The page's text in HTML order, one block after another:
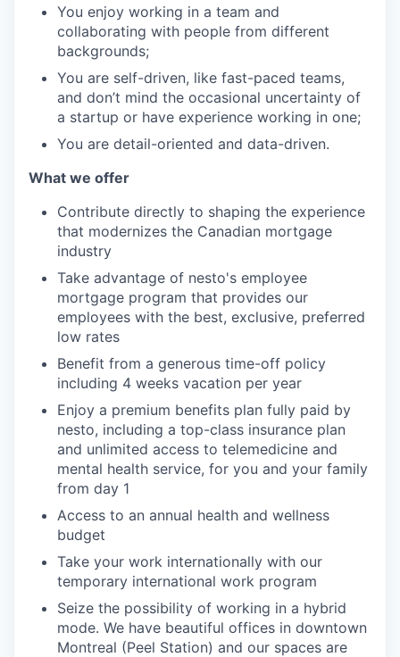
You enjoy working in a team and
collaborating with people from different
backgrounds;
You are self-driven, like fast-paced teams,
and don’t mind the occasional uncertainty of
a startup or have experience working in one;
You are detail-oriented and data-driven.
What we offer
Contribute directly to shaping the experience
that modernizes the Canadian mortgage
industry
Take advantage of nesto's employee
mortgage program that provides our
employees with the best, exclusive, preferred
low rates
Benefit from a generous time-off policy
including 4 weeks vacation per year
Enjoy a premium benefits plan fully paid by
nesto, including a top-class insurance plan
and unlimited access to telemedicine and
mental health service, for you and your family
from day 1
Access to an annual health and wellness
budget
Take your work internationally with our
temporary international work program
Seize the possibility of working in a hybrid
mode. We have beautiful offices in downtown
Montreal (Peel Station) and our spaces are